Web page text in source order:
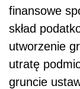
finansowe
skład
utworzenie
utratę
gruncie